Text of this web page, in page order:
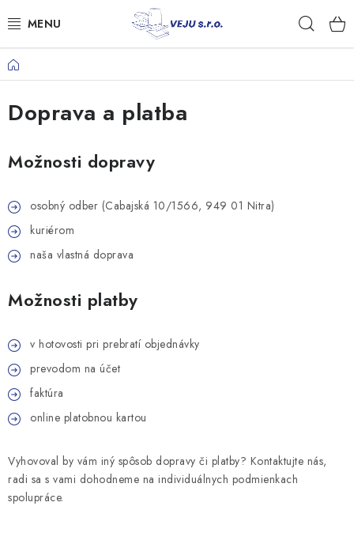
na
TAŠKY A VRECKÁ
FÓLIE, PAPIER, RUKAVICE
VRECIA NA ODPAD, HYGIENA
Domov
Doprava a platba
Možnosti dopravy
osobný odber (Cabajská 10/1566, 949 01 Nitra)
kuriérom
naša vlastná doprava
Možnosti platby
v hotovosti pri prebratí objednávky
prevodom na účet
faktúra
online platobnou kartou
Vyhovoval by vám iný spôsob dopravy či platby? Kontaktujte nás,
radi sa s vami dohodneme na individuálnych podmienkach
spolupráce.